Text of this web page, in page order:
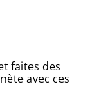
faites des
avec ces